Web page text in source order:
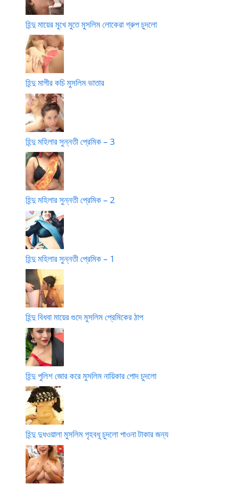
হিন্দু মায়ের মুখে মুতে মুসলিম লোকেরা গ্রুপ চুদলো
হিন্দু মাগীর কচি মুসলিম ভাতার
হিন্দু মহিলার সুন্নতী প্রেমিক – 3
হিন্দু মহিলার সুন্নতী প্রেমিক – 2
হিন্দু মহিলার সুন্নতী প্রেমিক – 1
হিন্দু বিধবা মায়ের গুদে মুসলিম প্রেমিকের ঠাপ
হিন্দু পুলিশ জোর করে মুসলিম নায়িকার পোদ চুদলো
হিন্দু দুধওয়ালা মুসলিম গৃহবধূ চুদলো পাওনা টাকার জন্য